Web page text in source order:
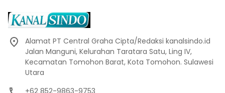
Alamat PT Central Graha Cipta/Redaksi kanalsindo.id
Jalan Manguni, Kelurahan Taratara Satu, Ling IV,
Kecamatan Tomohon Barat, Kota Tomohon. Sulawesi
Utara
+62 852-9863-9753